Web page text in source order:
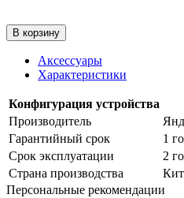
В корзину
Аксессуары
Характеристики
Конфигурация устройства
Производитель
Гарантийный срок
1
Срок эксплуатации
2
Страна производства
Персональные рекомендации